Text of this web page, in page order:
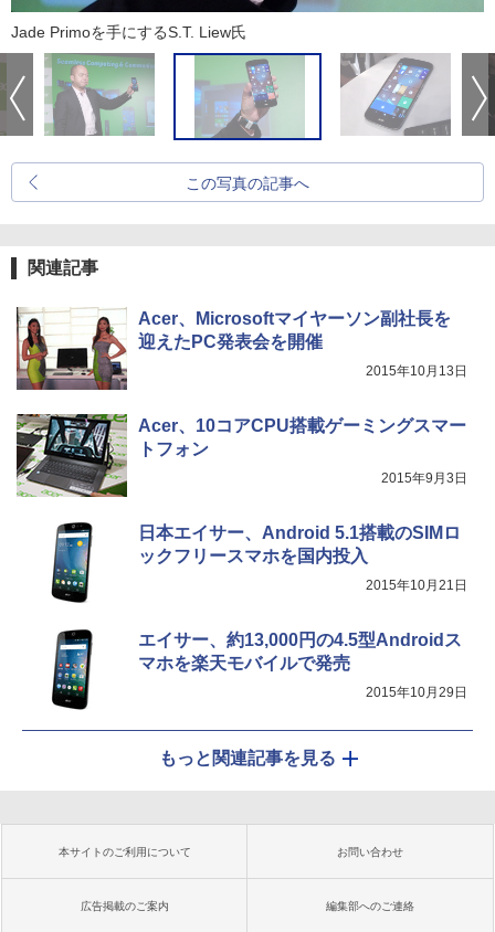
Jade Primoを手にするS.T. Liew氏
この写真の記事へ
関連記事
Acer、Microsoftマイヤーソン副社長を
迎えたPC発表会を開催
2015年10月13日
Acer、10コアCPU搭載ゲーミングスマー
トフォン
2015年9月3日
日本エイサー、Android 5.1搭載のSIMロ
ックフリースマホを国内投入
2015年10月21日
エイサー、約13,000円の4.5型Androidス
マホを楽天モバイルで発売
2015年10月29日
もっと関連記事を見る
本サイトのご利用について お問い合わせ
広告掲載のご案内 編集部へのご連絡